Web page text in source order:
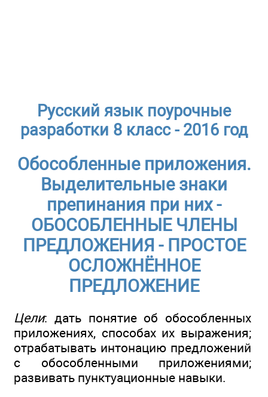
Русский язык поурочные
разработки 8 класс - 2016 год
Обособленные приложения.
Выделительные знаки
препинания при них -
ОБОСОБЛЕННЫЕ ЧЛЕНЫ
ПРЕДЛОЖЕНИЯ - ПРОСТОЕ
ОСЛОЖНЁННОЕ
ПРЕДЛОЖЕНИЕ
Цели: дать понятие об обособленных
приложениях, способах их выражения;
отрабатывать интонацию предложений
с обособленными приложениями;
развивать пунктуационные навыки.